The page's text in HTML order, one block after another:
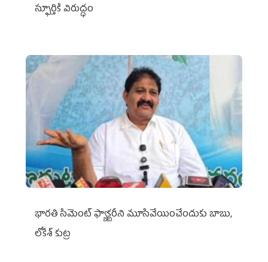
స్ఫూర్తికి విరుద్ధం
భారతి సిమెంట్ ఫ్యాక్టరీని మూసివేయించేందుకు బాబు,
లోకేశ్ కుట్ర